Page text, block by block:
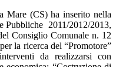
Mare (CS) ha inserito nella
Pubbliche 2011/2012/2013,
Consiglio Comunale n. 12
la ricerca del “Promotore”
da realizzarsi con